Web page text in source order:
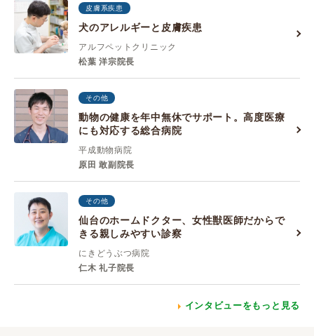
皮膚系疾患
犬のアレルギーと皮膚疾患
アルフペットクリニック
松葉 洋宗院長
その他
動物の健康を年中無休でサポート。高度医療
にも対応する総合病院
平成動物病院
原田 敢副院長
その他
仙台のホームドクター、女性獣医師だからで
きる親しみやすい診察
にきどうぶつ病院
仁木 礼子院長
インタビューをもっと見る